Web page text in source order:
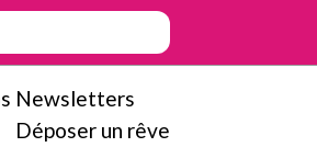
Newsletters
Déposer un rêve